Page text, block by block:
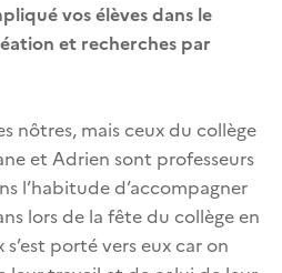
vos élèves dans le
et recherches par
nôtres, mais ceux du collège
et Adrien sont professeurs
l’habitude d’accompagner
lors de la fête du collège en
porté vers eux car on